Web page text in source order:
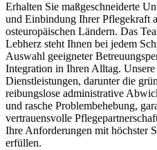
Erhalten Sie maßgeschneiderte
und Einbindung Ihrer Pflegekraft
osteuropäischen Ländern. Das
Lebherz steht Ihnen bei jedem
Auswahl geeigneter
Integration in Ihren Alltag. Unsere
Dienstleistungen, darunter die
reibungslose administrative
und rasche Problembehebung,
vertrauensvolle
Ihre Anforderungen mit höchster
erfüllen.